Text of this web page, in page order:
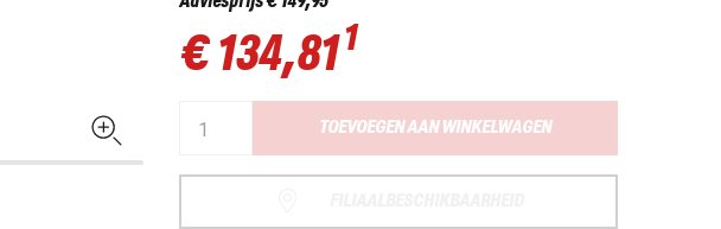
€ 134,811
TOEVOEGEN AAN WINKELWAGEN